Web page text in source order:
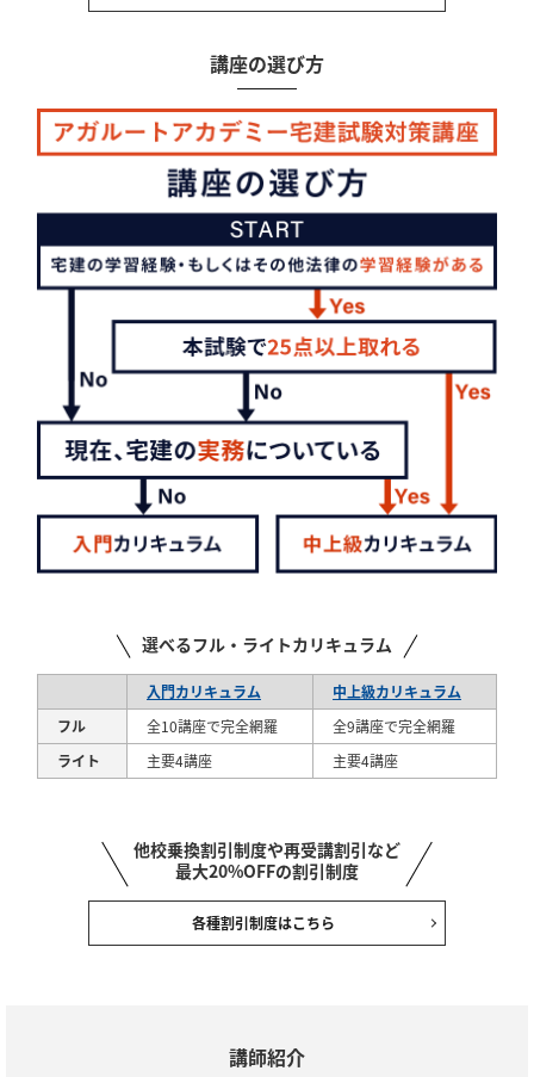
講座の選び方
選べるフル・ライトカリキュラム
入門カリキュラム
中上級カリキュラム
フル
全10講座で完全網羅
全9講座で完全網羅
ライト
主要4講座 主要4講座
他校乗換割引制度や再受講割引など
最大20%OFFの割引制度
各種割引制度はこちら
講師紹介